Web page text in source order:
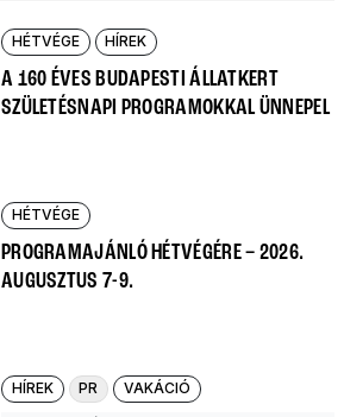
HÉTVÉGE HÍREK
A 160 ÉVES BUDAPESTI ÁLLATKERT
SZÜLETÉSNAPI PROGRAMOKKAL ÜNNEPEL
HÉTVÉGE
PROGRAMAJÁNLÓ HÉTVÉGÉRE – 2026.
AUGUSZTUS 7-9.
HÍREK PR VAKÁCIÓ